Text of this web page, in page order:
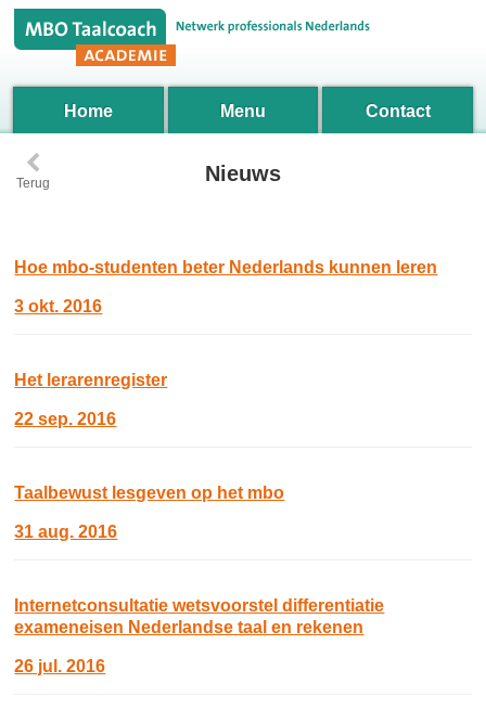
Home Menu Contact
‹
Terug Nieuws
Hoe mbo-studenten beter Nederlands kunnen leren
3 okt. 2016
Het lerarenregister
22 sep. 2016
Taalbewust lesgeven op het mbo
31 aug. 2016
Internetconsultatie wetsvoorstel differentiatie
exameneisen Nederlandse taal en rekenen
26 jul. 2016